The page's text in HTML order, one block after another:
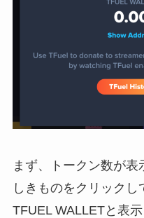
まず、トークン数が
しきものをクリックし
TFUEL WALLETと表